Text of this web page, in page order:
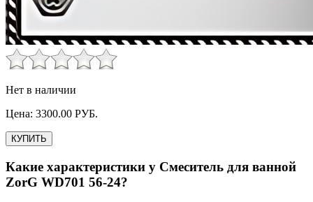
Нет в наличии
Цена: 3300.00 РУБ.
КУПИТЬ
Какие характеристики у Смеситель для ванной
ZorG WD701 56-24?